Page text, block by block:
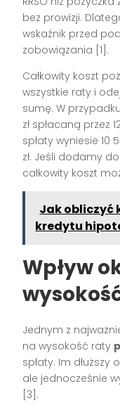
bez prowizji.
wskaźnik przed
zobowiązania [1].
Całkowity koszt
wszystkie raty i
sumę. W przypadku
zł spłacaną przez
spłaty wyniesie 10
zł. Jeśli dodamy
całkowity koszt
Jak obliczyć
kredytu
Wpływ
Jednym z
na wysokość raty
spłaty. Im dłuższy
ale jednocześnie
[3].